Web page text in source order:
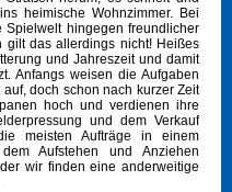
heimische Wohnzimmer. Bei
Spielwelt hingegen freundlicher
gilt das allerdings nicht! Heißes
und Jahreszeit und damit
Anfangs weisen die Aufgaben
doch schon nach kurzer Zeit
hoch und verdienen ihre
und dem Verkauf
meisten Aufträge in einem
Aufstehen und Anziehen
wir finden eine anderweitige